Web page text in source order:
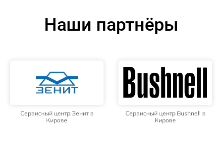
Наши партнёры
Сервисный центр Зенит в
Кирове
Сервисный центр Bushnell в
Кирове